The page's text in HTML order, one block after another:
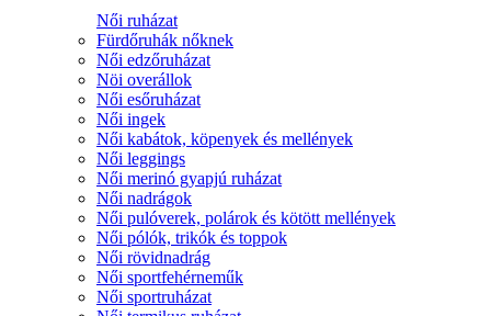
Női ruházat
Fürdőruhák nőknek
Női edzőruházat
Nöi overállok
Női esőruházat
Női ingek
Női kabátok, köpenyek és mellények
Női leggings
Női merinó gyapjú ruházat
Női nadrágok
Női pulóverek, polárok és kötött mellények
Női pólók, trikók és toppok
Női rövidnadrág
Női sportfehérneműk
Női sportruházat